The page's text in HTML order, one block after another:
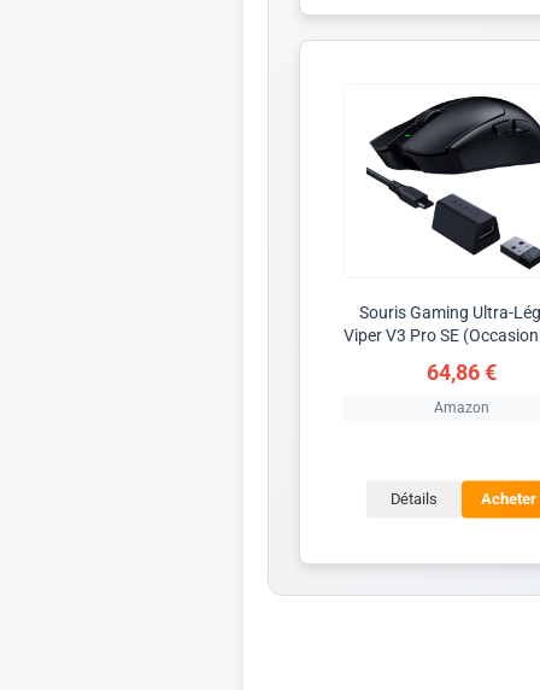
Souris Gaming Ultra-
Viper V3 Pro SE
64,86 €
Amazon
Détails Acheter